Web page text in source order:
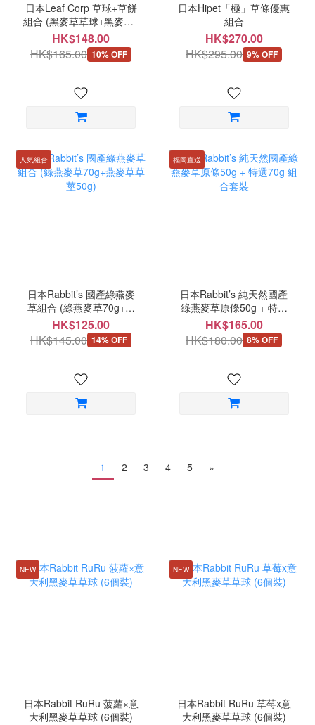
日本Leaf Corp 草球+草餅
組合 (黑麥草草球+黑麥草x
提摩西草餅曲奇40g)
HK$148.00
HK$165.00 10% OFF
日本Hipet「極」草條優惠
組合
HK$270.00
HK$295.00 9% OFF
人気組合
日本Rabbit’s 國產綠燕麥
草組合 (綠燕麥草70g+燕
麥草草莖50g)
HK$125.00
HK$145.00 14% OFF
福岡直送
日本Rabbit’s 純天然國產
綠燕麥草原條50g + 特選
70g 組合套裝
HK$165.00
HK$180.00 8% OFF
1 2 3 4 5 »
NEW
日本Rabbit RuRu 菠蘿×意
大利黑麥草草球 (6個裝)
NEW
日本Rabbit RuRu 草莓x意
大利黑麥草草球 (6個裝)